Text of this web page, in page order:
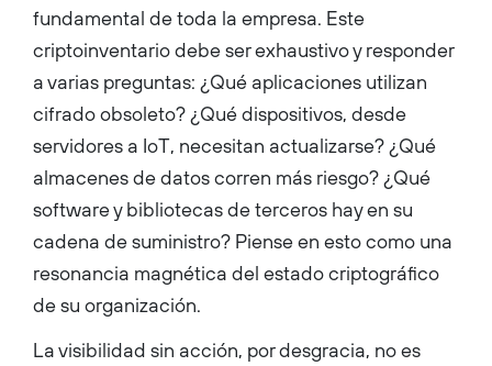
fundamental de toda la empresa. Este
criptoinventario debe ser exhaustivo y responder
a varias preguntas: ¿Qué aplicaciones utilizan
cifrado obsoleto? ¿Qué dispositivos, desde
servidores a IoT, necesitan actualizarse? ¿Qué
almacenes de datos corren más riesgo? ¿Qué
software y bibliotecas de terceros hay en su
cadena de suministro? Piense en esto como una
resonancia magnética del estado criptográfico
de su organización.
La visibilidad sin acción, por desgracia, no es